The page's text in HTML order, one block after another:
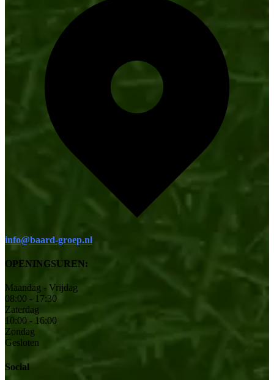
info@baard-groep.nl
OPENINGSUREN:
Maandag - Vrijdag
08:00 - 17:30
Zaterdag
10:00 - 16:00
Zondag
Gesloten
Social